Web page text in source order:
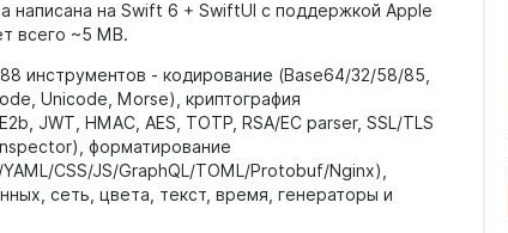
написана на Swift 6 + SwiftUI с поддержкой Apple
всего ~5 MB.
инструментов - кодирование (Base64/32/58/85,
Unicode, Morse), криптография
JWT, HMAC, AES, TOTP, RSA/EC parser, SSL/TLS
форматирование
YAML/CSS/JS/GraphQL/TOML/Protobuf/Nginx),
сеть, цвета, текст, время, генераторы и